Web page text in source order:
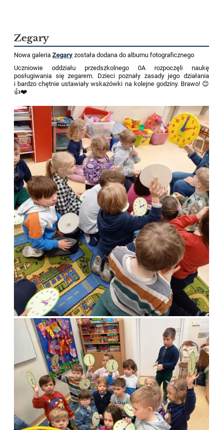
Zegary
Nowa galeriaZegary została dodana do albumu fotograficznego
Uczniowie oddziału przedszkolnego 0A rozpoczęli naukę
posługiwania się zegarem. Dzieci poznały zasady jego działania
i bardzo chętnie ustawiały wskazówki na kolejne godziny. Brawo! 😊
👍❤️